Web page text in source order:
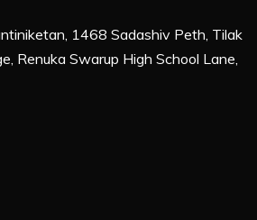
1468 Sadashiv Peth, Tilak
Renuka Swarup High School Lane,